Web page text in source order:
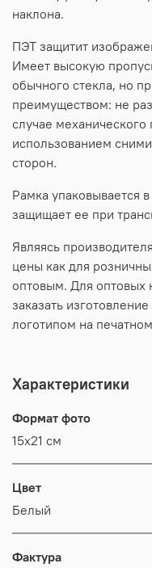
наклона.
ПЭТ защитит
Имеет высокую
обычного стекла, но
преимуществом: не
случае
использованием
сторон.
Рамка упаковывается
защищает ее при
Являясь
цены как для
оптовым. Для оптовых
заказать
логотипом на
Характеристики
Формат фото
15х21 см
Цвет
Белый
Фактура